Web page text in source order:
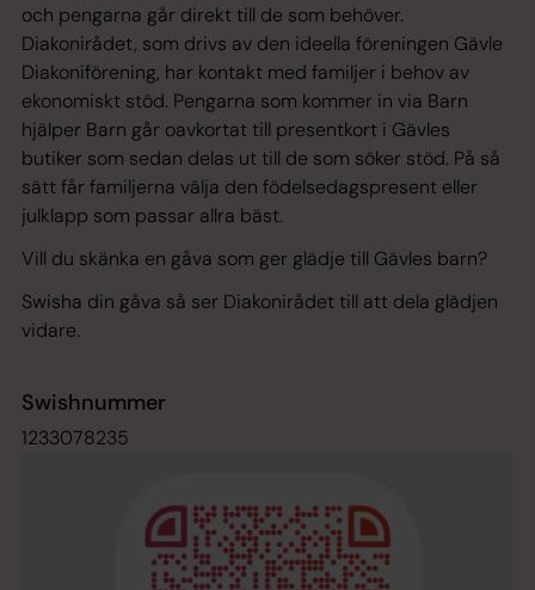
och pengarna går direkt till de som behöver.
Diakonirådet, som drivs av den ideella föreningen Gävle
Diakoniförening, har kontakt med familjer i behov av
ekonomiskt stöd. Pengarna som kommer in via Barn
hjälper Barn går oavkortat till presentkort i Gävles
butiker som sedan delas ut till de som söker stöd. På så
sätt får familjerna välja den födelsedagspresent eller
julklapp som passar allra bäst.
Vill du skänka en gåva som ger glädje till Gävles barn?
Swisha din gåva så ser Diakonirådet till att dela glädjen
vidare.
Swishnummer
1233078235